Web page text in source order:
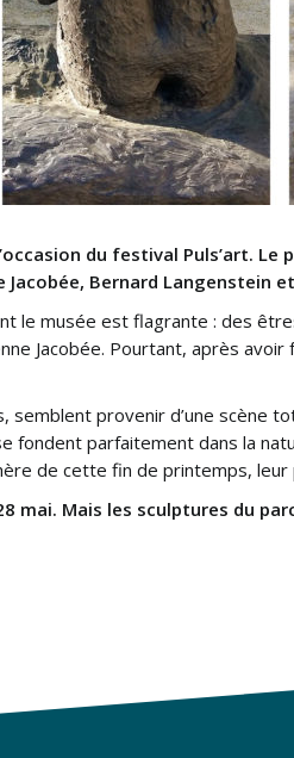
du festival Puls’art.
Jacobée, Bernard Langenstein
le musée est flagrante : des
Jacobée. Pourtant, après avoir
provenir d’une scène
fondent parfaitement dans la
de cette fin de printemps,
mai. Mais les sculptures du